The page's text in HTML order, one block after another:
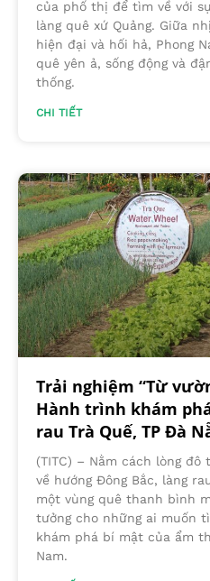
của phố thị để tìm về với
làng quê xứ Quảng. Giữa
hiện đại và hối hả, Phong
quê yên ả, sống động và
thống.
CHI TIẾT
Trải nghiệm “Từ
Hành trình khám
rau Trà Quế, TP Đà
(TITC) – Nằm cách lòng đô
về hướng Đông Bắc, làng
một vùng quê thanh bình
tưởng cho những ai muốn
khám phá bí mật của ẩm
Nam.